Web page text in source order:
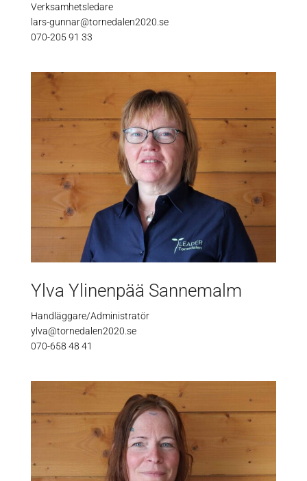
Verksamhetsledare
lars-gunnar@tornedalen2020.se
070-205 91 33
Ylva Ylinenpää Sannemalm
Handläggare/Administratör
ylva@tornedalen2020.se
070-658 48 41